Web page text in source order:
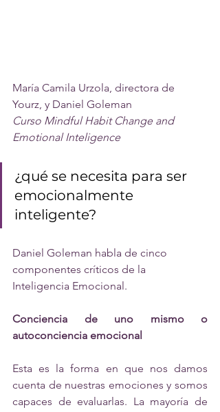
María Camila Urzola, directora de
Yourz, y Daniel Goleman
Curso Mindful Habit Change and
Emotional Inteligence
¿qué se necesita para ser
emocionalmente
inteligente?
Daniel Goleman habla de cinco
componentes críticos de la
Inteligencia Emocional.
Conciencia de uno mismo o
autoconciencia emocional
Esta es la forma en que nos damos
cuenta de nuestras emociones y somos
capaces de evaluarlas. La mayoría de